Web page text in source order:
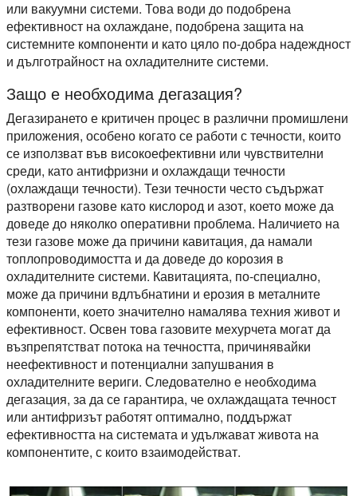
или вакуумни системи. Това води до подобрена
ефективност на охлаждане, подобрена защита на
системните компоненти и като цяло по-добра надеждност
и дълготрайност на охладителните системи.
Защо е необходима дегазация?
Дегазирането е критичен процес в различни промишлени
приложения, особено когато се работи с течности, които
се използват във високоефективни или чувствителни
среди, като антифризни и охлаждащи течности
(охлаждащи течности). Тези течности често съдържат
разтворени газове като кислород и азот, което може да
доведе до няколко оперативни проблема. Наличието на
тези газове може да причини кавитация, да намали
топлопроводимостта и да доведе до корозия в
охладителните системи. Кавитацията, по-специално,
може да причини вдлъбнатини и ерозия в металните
компоненти, което значително намалява техния живот и
ефективност. Освен това газовите мехурчета могат да
възпрепятстват потока на течността, причинявайки
неефективност и потенциални запушвания в
охладителните вериги. Следователно е необходима
дегазация, за да се гарантира, че охлаждащата течност
или антифризът работят оптимално, поддържат
ефективността на системата и удължават живота на
компонентите, с които взаимодействат.